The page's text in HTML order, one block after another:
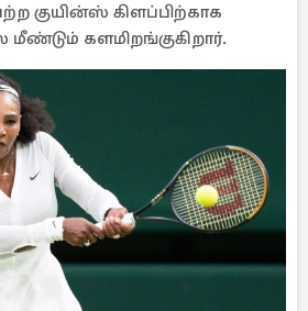
குயின்ஸ் கிளப்பிற்காக
களமிறங்குகிறார்.